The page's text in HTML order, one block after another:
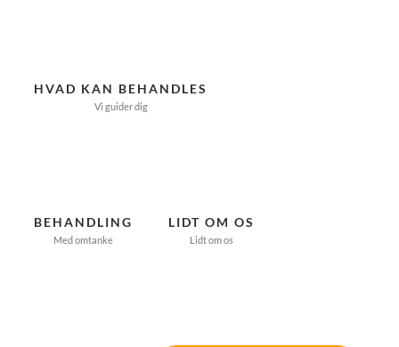
HVAD KAN BEHANDLES
Vi guider dig
BEHANDLING
Med omtanke
LIDT OM OS
Lidt om os